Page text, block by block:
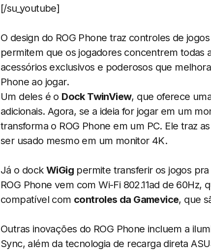
[/su_youtube]
O design do ROG Phone traz controles de
permitem que os jogadores concentrem todas
acessórios exclusivos e poderosos que
Phone ao jogar.
Um deles é o Dock TwinView, que oferece
adicionais. Agora, se a ideia for jogar em um
transforma o ROG Phone em um PC. Ele traz
ser usado mesmo em um monitor 4K.
Já o dock WiGig permite transferir os jogos
ROG Phone vem com Wi-Fi 802.11ad de
compatível com controles da Gamevice, que
Outras inovações do ROG Phone incluem a
Sync, além da tecnologia de recarga direta